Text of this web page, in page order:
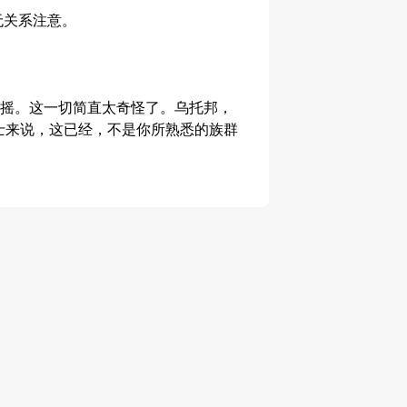
系注意。
。这一切简直太奇怪了。乌托邦，
说，这已经，不是你所熟悉的族群